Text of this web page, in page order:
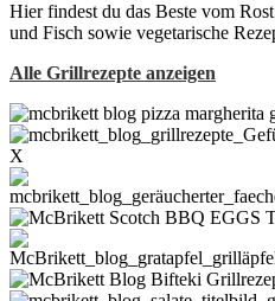
Hier findest du das Beste vom
und Fisch sowie vegetarische
Alle Grillrezepte anzeigen